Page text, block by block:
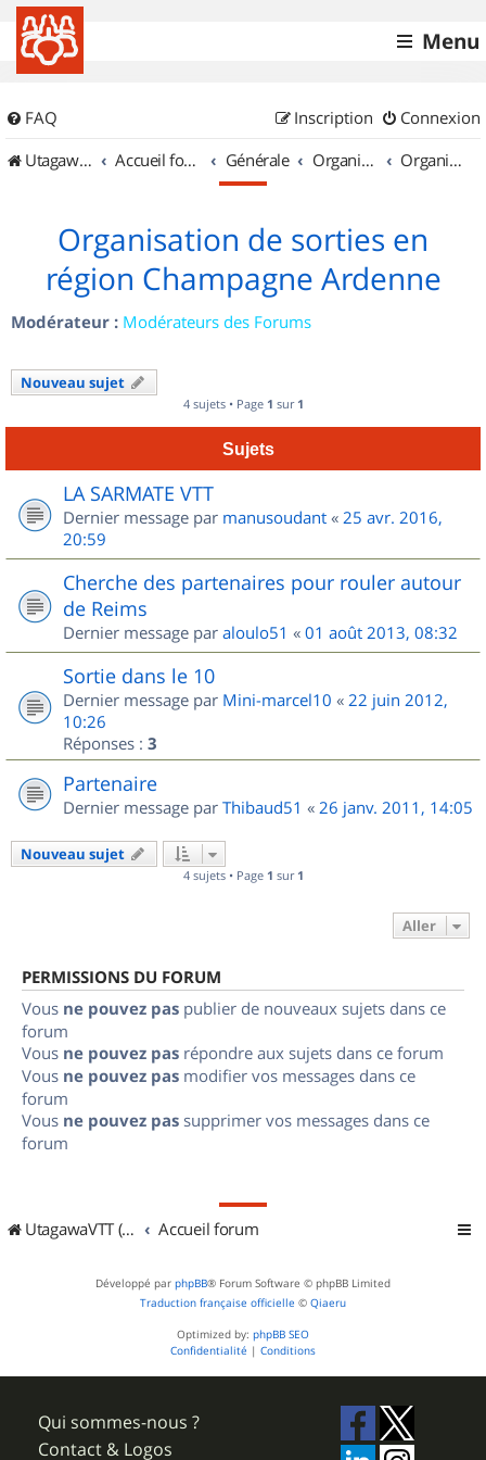
Menu
FAQ Connexion
Inscription
UtagawaVTT (Randos VTT et VTTAE avec traces GPS)
Accueil forum Générale Organisation de sorties & Recherche de partenaires Organisation de sorties en région Champagne Ardenne
Organisation de sorties en
région Champagne Ardenne
Modérateur : Modérateurs des Forums
Nouveau sujet
4 sujets • Page 1 sur 1
Sujets
LA SARMATE VTT
Dernier message par manusoudant « 25 avr. 2016,
20:59
Cherche des partenaires pour rouler autour
de Reims
Dernier message par aloulo51 « 01 août 2013, 08:32
Sortie dans le 10
Dernier message par Mini-marcel10 « 22 juin 2012,
10:26
Réponses : 3
Partenaire
Dernier message par Thibaud51 « 26 janv. 2011, 14:05
Nouveau sujet
4 sujets • Page 1 sur 1
Aller
PERMISSIONS DU FORUM
Vous ne pouvez pas publier de nouveaux sujets dans ce
forum
Vous ne pouvez pas répondre aux sujets dans ce forum
Vous ne pouvez pas modifier vos messages dans ce
forum
Vous ne pouvez pas supprimer vos messages dans ce
forum
UtagawaVTT (Randos VTT et VTTAE avec traces GPS) Accueil forum
Développé par phpBB® Forum Software © phpBB Limited
Traduction française officielle © Qiaeru
Optimized by: phpBB SEO
Confidentialité | Conditions
Qui sommes-nous ?
Contact & Logos